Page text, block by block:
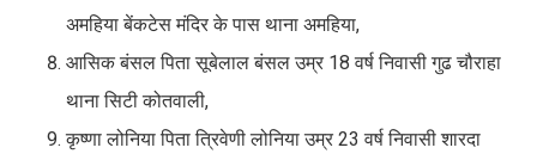
अमहिया बेंकटेस मंदिर के पास थाना अमहिया,
आसिक बंसल पिता सूबेलाल बंसल उम्र 18 वर्ष निवासी गुढ चौराहा
थाना सिटी कोतवाली,
कृष्णा लोनिया पिता त्रिवेणी लोनिया उम्र 23 वर्ष निवासी शारदा